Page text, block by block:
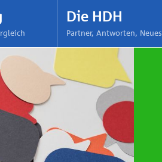
Die HDH
Partner, Antworten, Neues